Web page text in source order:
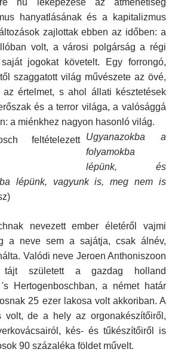
hű leképezése az átmenetiség
hanyatlásának és a kapitalizmus
zajlottak ebben az időben: a
volt, a városi polgárság a régi
jogokat követelt. Egy forrongó,
szaggatott világ művészete az övé,
az értelmet, s ahol állati késztetések
és a terror világa, a valósággá
a miénkhez nagyon hasonló világ.
Ugyanazokba a
folyamokba
lépünk, és
lépünk, vagyunk is, meg nem is
nevezett ember életéről vajmi
a neve sem a sajátja, csak álnév,
Valódi neve Jeroen Anthoniszoon
született a gazdag hol­land
's Hertogenboschban, a német határ
25 ezer lakosa volt akkoriban. A
volt, de a hely az orgonakészítőiről,
kés- és tűkészítőiről is
90 százaléka földet művelt.